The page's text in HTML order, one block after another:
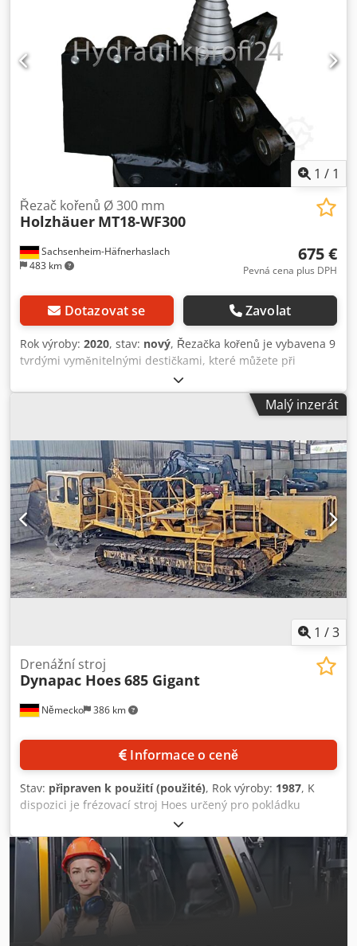
1 / 1
Sachsenheim-Häfnerhaslach
483 km
Řezač kořenů Ø 300 mm
Holzhäuer MT18-WF300
675 €
Pevná cena plus DPH
Dotazovat se Zavolat
Rok výroby: 2020, stav: nový, Řezačka kořenů je vybavena 9
tvrdými vyměnitelnými destičkami, které můžete při
otupování několikrát otáčet. Desky mají dlouhou životnost.
K dispozici jsou desky se 3 různými úhly třísky, které
umožňují optimální zpracování různých tvrdých dřev.
nebo provedli jiné frézování. Číslo výrobku: MT18-WF300
Dwodpfxsdf Sd Ss Apqea
Malý inzerát
1 /3
Německo 386 km
Drenážní stroj
Dynapac Hoes685 Gigant
Informace o ceně
Stav: připraven k použití (použité), Rok výroby: 1987, K
dispozici je frézovací stroj Hoes určený pro pokládku
drenážních trubek a vytváření příkopů pro odvodnění půdy.
Motor: Deutz F 8 L 413 F, výkon: 157 kW, točivý moment
(1500 ot./min): 760 Nm, objem palivové nádrže: 435 l,
objem olejové nádrže: 125 l, max. rychlost v pracovním
režimu/při přepravě: 2400 m/min / 4750 m/min, délka
podvozku: 4900 mm, rozchod: 2120 mm, šířka základové
desky: 550 mm, specifický tlak na půdu: přibližně 0,26
kp/cm², max. rychlost frézovacího řetězu: 5,69 m/s, pevnost